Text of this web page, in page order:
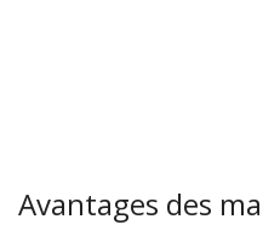
Avantages des